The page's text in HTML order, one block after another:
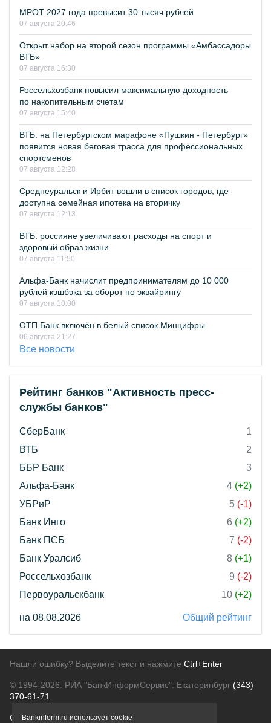
МРОТ 2027 года превысит 30 тысяч рублей
07 августа 20:46
Открыт набор на второй сезон программы «Амбассадоры
ВТБ»
07 августа 16:30
Россельхозбанк повысил максимальную доходность
по накопительным счетам
07 августа 15:40
ВТБ: на Петербургском марафоне «Пушкин - Петербург»
появится новая беговая трасса для профессиональных
спортсменов
07 августа 12:28
Среднеуральск и Ирбит вошли в список городов, где
доступна семейная ипотека на вторичку
07 августа 12:13
ВТБ: россияне увеличивают расходы на спорт и
здоровый образ жизни
07 августа 11:50
Альфа-Банк начислит предпринимателям до 10 000
рублей кэшбэка за оборот по эквайрингу
07 августа 10:00
ОТП Банк включён в белый список Минцифры
06 августа 21:27
Все новости
Рейтинг банков "Активность пресс-
службы банков"
СберБанк
1
ВТБ
2
ББР Банк
3
Альфа-Банк
4 (+2)
УБРиР
5 (-1)
Банк Инго
6 (+2)
Банк ПСБ
7 (-2)
Банк Уралсиб
8 (+1)
Россельхозбанк
9 (-2)
Первоуральскбанк
10 (+2)
на 08.08.2026 Общий рейтинг
Нашли ошибку? Выделите текст и нажмите Ctrl+Enter
© 1994-2026. РИА "БанкИнформСервис". Екатеринбург (343)
370-61-71
О проектеПолитика конфиденциальности
Bankinform.ru использует cookie-